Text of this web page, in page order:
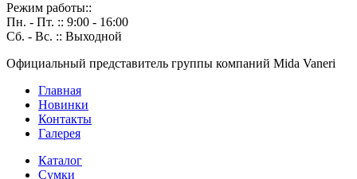
Режим работы::
Пн. - Пт. :: 9:00 - 16:00
Сб. - Вс. :: Выходной
Официальный представитель группы компаний Mida Vaneri
Главная
Новинки
Контакты
Галерея
Каталог
Сумки